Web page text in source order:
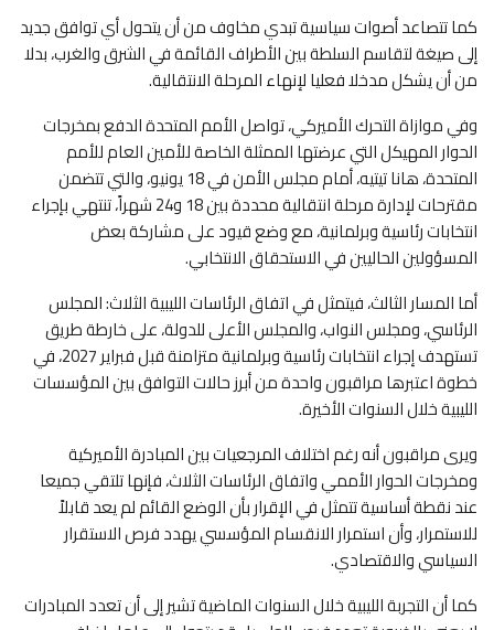
كما تتصاعد أصوات سياسية تبدي مخاوف من أن يتحول أي توافق جديد
إلى صيغة لتقاسم السلطة بين الأطراف القائمة في الشرق والغرب، بدلا
من أن يشكل مدخلا فعليا لإنهاء المرحلة الانتقالية.
وفي موازاة التحرك الأميركي، تواصل الأمم المتحدة الدفع بمخرجات
الحوار المهيكل التي عرضتها الممثلة الخاصة للأمين العام للأمم
المتحدة، هانا تيتيه، أمام مجلس الأمن في 18 يونيو، والتي تتضمن
مقترحات لإدارة مرحلة انتقالية محددة بين 18 و24 شهراً، تنتهي بإجراء
انتخابات رئاسية وبرلمانية، مع وضع قيود على مشاركة بعض
المسؤولين الحاليين في الاستحقاق الانتخابي.
أما المسار الثالث، فيتمثل في اتفاق الرئاسات الليبية الثلاث: المجلس
الرئاسي، ومجلس النواب، والمجلس الأعلى للدولة، على خارطة طريق
تستهدف إجراء انتخابات رئاسية وبرلمانية متزامنة قبل فبراير 2027، في
خطوة اعتبرها مراقبون واحدة من أبرز حالات التوافق بين المؤسسات
الليبية خلال السنوات الأخيرة.
ويرى مراقبون أنه رغم اختلاف المرجعيات بين المبادرة الأميركية
ومخرجات الحوار الأممي واتفاق الرئاسات الثلاث، فإنها تلتقي جميعا
عند نقطة أساسية تتمثل في الإقرار بأن الوضع القائم لم يعد قابلاً
للاستمرار، وأن استمرار الانقسام المؤسسي يهدد فرص الاستقرار
السياسي والاقتصادي.
كما أن التجربة الليبية خلال السنوات الماضية تشير إلى أن تعدد المبادرات